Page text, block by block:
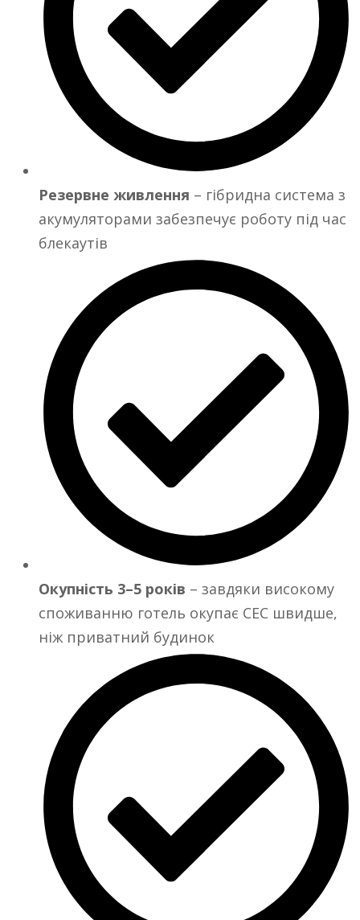
Резервне живлення – гібридна система з
акумуляторами забезпечує роботу під час
блекаутів
Окупність 3–5 років – завдяки високому
споживанню готель окупає СЕС швидше,
ніж приватний будинок